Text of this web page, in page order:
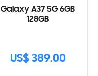
Galaxy A37 5G 6GB
128GB
US$ 389.00